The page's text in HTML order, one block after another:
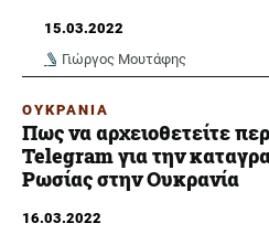
15.03.2022
Γιώργος Μουτάφης
ΟΥΚΡΑΝΙΑ
Πως να αρχειοθετείτε
Telegram για την
Ρωσίας στην Ουκρανία
16.03.2022